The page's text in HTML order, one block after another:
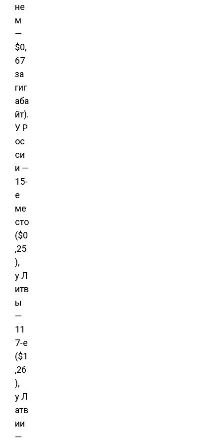
не
м
—
$0,
67
за
гиг
аба
йт).
У Р
ос
си
и —
15-
е
ме
сто
($0
,25
),
у Л
итв
ы
—
11
7-е
($1
,26
),
у Л
атв
ии
—